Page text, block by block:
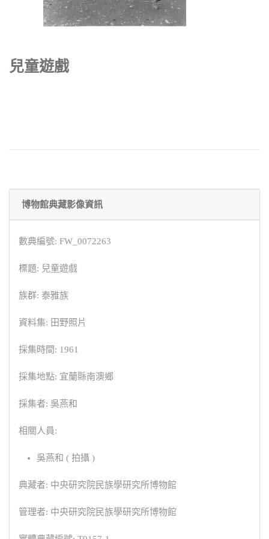
兒童遊戲
博物館典藏影像資訊
數典編號: FW_0072263
標題: 兒童遊戲
族群: 泰雅族
資料集: 田野照片
採集時間: 1961
採集地點: 宜蘭縣南澳鄉
採集者: 吳燕和
相關人員:
吳燕和 ( 拍攝 )
典藏者: 中央研究院民族學研究所博物館
管理者: 中央研究院民族學研究所博物館